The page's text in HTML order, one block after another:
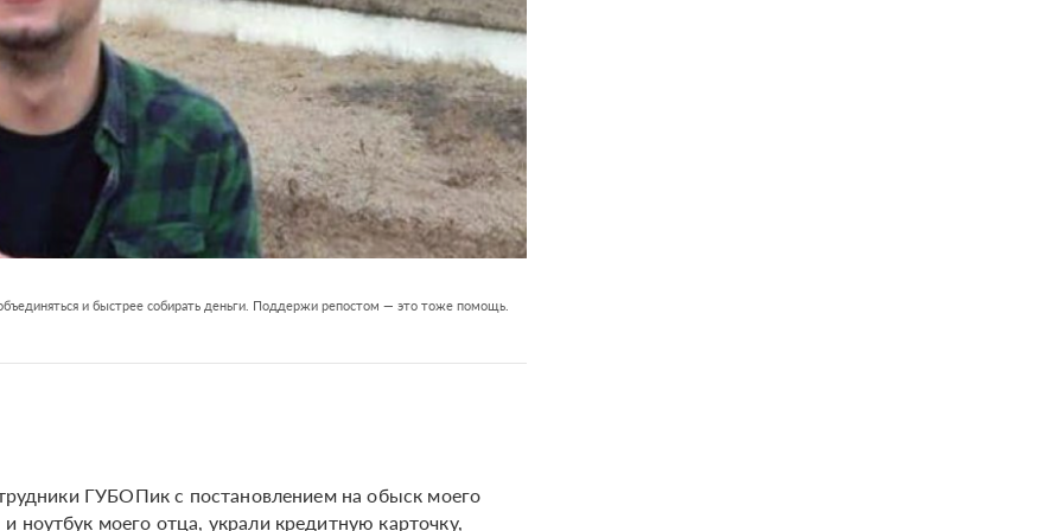
и быстрее собирать деньги. Поддержи репостом — это тоже помощь.
ГУБОПик с постановлением на обыск моего
моего отца, украли кредитную карточку,